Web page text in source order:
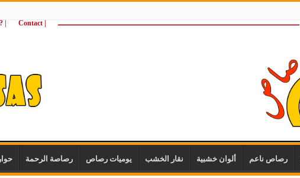
ــــــــــــــــــــــــــــــــــــــــــــــــــــــــــــــــــــــــــــــــــــــــــــــــــــــ | Contact
wij
رصاص ناعم ألوان خشبية نقار الخشب يوميات رصاص رصاصة الرحمة